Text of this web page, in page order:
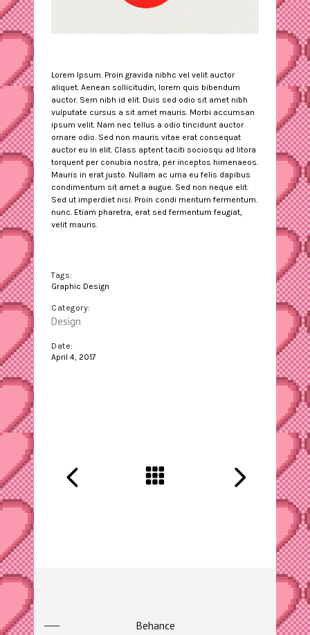
Lorem Ipsum. Proin gravida nibhc vel velit auctor
aliquet. Aenean sollicitudin, lorem quis bibendum
auctor. Sem nibh id elit. Duis sed odio sit amet nibh
vulputate cursus a sit amet mauris. Morbi accumsan
ipsum velit. Nam nec tellus a odio tincidunt auctor
ornare odio. Sed non mauris vitae erat consequat
auctor eu in elit. Class aptent taciti sociosqu ad litora
torquent per conubia nostra, per inceptos himenaeos.
Mauris in erat justo. Nullam ac urna eu felis dapibus
condimentum sit amet a augue. Sed non neque elit.
Sed ut imperdiet nisi. Proin condi mentum fermentum.
nunc. Etiam pharetra, erat sed fermentum feugiat,
velit mauris.
Tags:
Graphic Design
Category:
Design
Date:
April 4, 2017
Behance